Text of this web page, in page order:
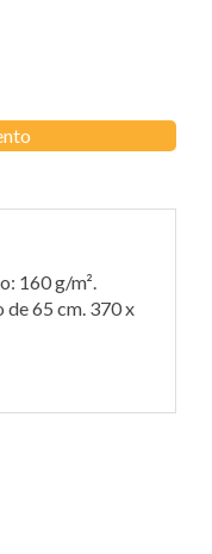
160 g/m².
de 65 cm. 370 x